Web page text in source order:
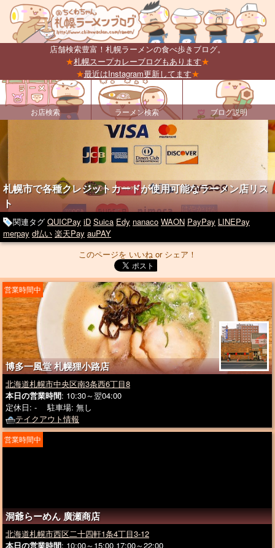
店舗検索豊富！札幌ラーメンの食べ歩きブログ。
★札幌スープカレーブログもあります★
★最近はInstagram更新してます★
お店検索 ラーメン検索 ブログ説明
札幌市で各種クレジットカードが使用可能なラーメン店リス
ト
関連タグ QUICPay iD Suica Edy nanaco WAON PayPay LINEPay
merpay d払い 楽天Pay auPAY
このページを いいね or シェア！
博多一風堂 札幌狸小路店
営業時間中
北海道札幌市中央区南3条西6丁目8
本日の営業時間: 10:30～翌04:00
定休日: - 駐車場: 無し
テイクアウト情報
洞爺らーめん 廣瀬商店
営業時間中
北海道札幌市西区二十四軒1条4丁目3-12
本日の営業時間: 10:00～15:00 17:00～22:00